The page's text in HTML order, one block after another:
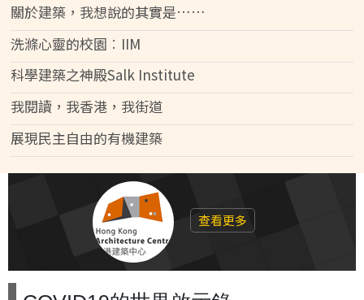
關於建築，我想說的其實是……
洗滌心靈的校園︰IIM
科學建築之神殿Salk Institute
我閱讀，我香港，我街道
展現民主自由的有機建築
查看更多